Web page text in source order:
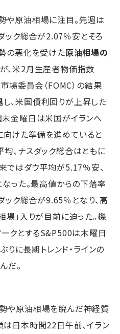
原油相場に注目。先週は
ック総合が2.07％安とそろ
の悪化を受けた原油相場の
、米2月生産者物価指数
場委員会（FOMC）の結果
し、米国債利回りが上昇した
末金曜日は米国がイランへ
向けた準備を進めていると
、ナスダック総合はともに
ではダウ平均が5.17％安、
った。最高値からの下落率
ック総合が9.65％となり、高
」入りが目前に迫った。機
クとするS&P500は木曜日
に長期トレンド・ラインの
だ。
や原油相場を睨んだ神経質
は日本時間22日午前、イラン